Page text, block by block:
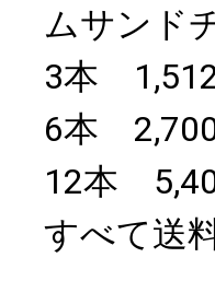
ムサンド
3本 1,512
6本 2,700
12本
すべて送